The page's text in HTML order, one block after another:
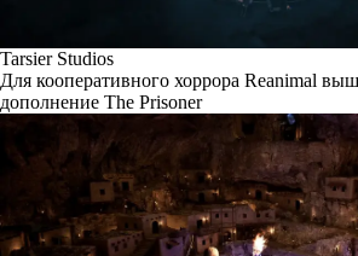
Tarsier Studios
Для кооперативного хоррора Reanimal
дополнение The Prisoner